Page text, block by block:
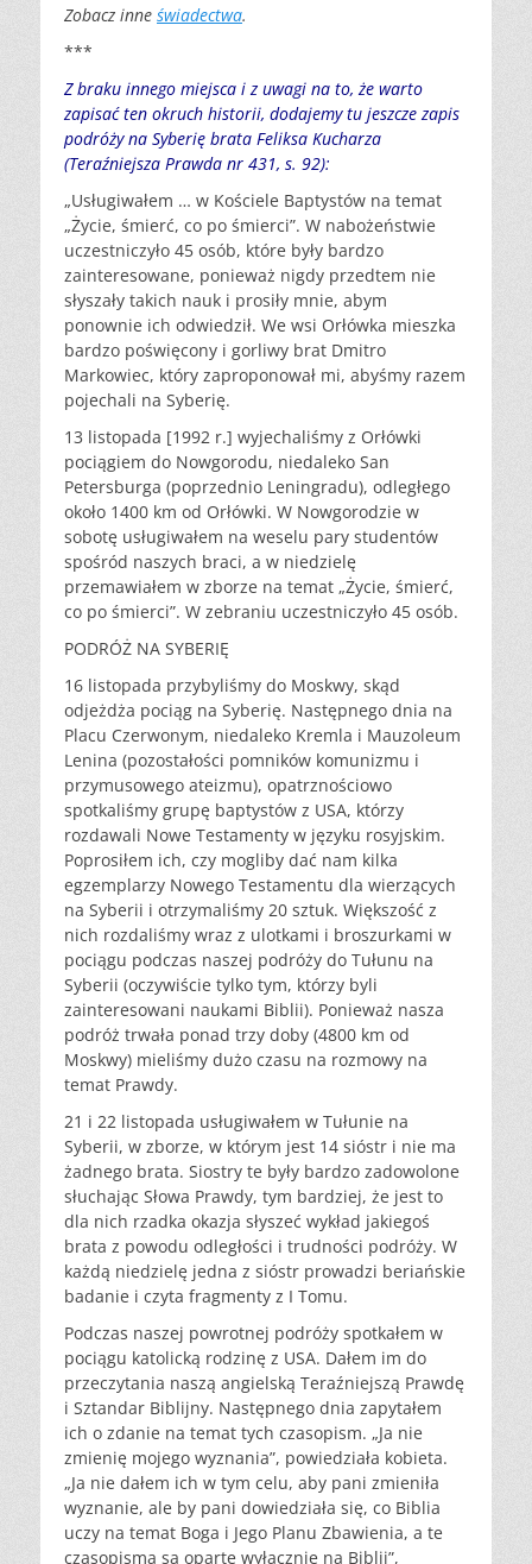
Zobacz inne świadectwa.
***
Z braku innego miejsca i z uwagi na to, że warto
zapisać ten okruch historii, dodajemy tu jeszcze zapis
podróży na Syberię brata Feliksa Kucharza
(Teraźniejsza Prawda nr 431, s. 92):
„Usługiwałem … w Kościele Baptystów na temat
„Życie, śmierć, co po śmierci”. W nabożeństwie
uczestniczyło 45 osób, które były bardzo
zainteresowane, ponieważ nigdy przedtem nie
słyszały takich nauk i prosiły mnie, abym
ponownie ich odwiedził. We wsi Orłówka mieszka
bardzo poświęcony i gorliwy brat Dmitro
Markowiec, który zaproponował mi, abyśmy razem
pojechali na Syberię.
13 listopada [1992 r.] wyjechaliśmy z Orłówki
pociągiem do Nowgorodu, niedaleko San
Petersburga (poprzednio Leningradu), odległego
około 1400 km od Orłówki. W Nowgorodzie w
sobotę usługiwałem na weselu pary studentów
spośród naszych braci, a w niedzielę
przemawiałem w zborze na temat „Życie, śmierć,
co po śmierci”. W zebraniu uczestniczyło 45 osób.
PODRÓŻ NA SYBERIĘ
16 listopada przybyliśmy do Moskwy, skąd
odjeżdża pociąg na Syberię. Następnego dnia na
Placu Czerwonym, niedaleko Kremla i Mauzoleum
Lenina (pozostałości pomników komunizmu i
przymusowego ateizmu), opatrznościowo
spotkaliśmy grupę baptystów z USA, którzy
rozdawali Nowe Testamenty w języku rosyjskim.
Poprosiłem ich, czy mogliby dać nam kilka
egzemplarzy Nowego Testamentu dla wierzących
na Syberii i otrzymaliśmy 20 sztuk. Większość z
nich rozdaliśmy wraz z ulotkami i broszurkami w
pociągu podczas naszej podróży do Tułunu na
Syberii (oczywiście tylko tym, którzy byli
zainteresowani naukami Biblii). Ponieważ nasza
podróż trwała ponad trzy doby (4800 km od
Moskwy) mieliśmy dużo czasu na rozmowy na
temat Prawdy.
21 i 22 listopada usługiwałem w Tułunie na
Syberii, w zborze, w którym jest 14 sióstr i nie ma
żadnego brata. Siostry te były bardzo zadowolone
słuchając Słowa Prawdy, tym bardziej, że jest to
dla nich rzadka okazja słyszeć wykład jakiegoś
brata z powodu odległości i trudności podróży. W
każdą niedzielę jedna z sióstr prowadzi beriańskie
badanie i czyta fragmenty z I Tomu.
Podczas naszej powrotnej podróży spotkałem w
pociągu katolicką rodzinę z USA. Dałem im do
przeczytania naszą angielską Teraźniejszą Prawdę
i Sztandar Biblijny. Następnego dnia zapytałem
ich o zdanie na temat tych czasopism. „Ja nie
zmienię mojego wyznania”, powiedziała kobieta.
„Ja nie dałem ich w tym celu, aby pani zmieniła
wyznanie, ale by pani dowiedziała się, co Biblia
uczy na temat Boga i Jego Planu Zbawienia, a te
czasopisma są oparte wyłącznie na Biblii”,